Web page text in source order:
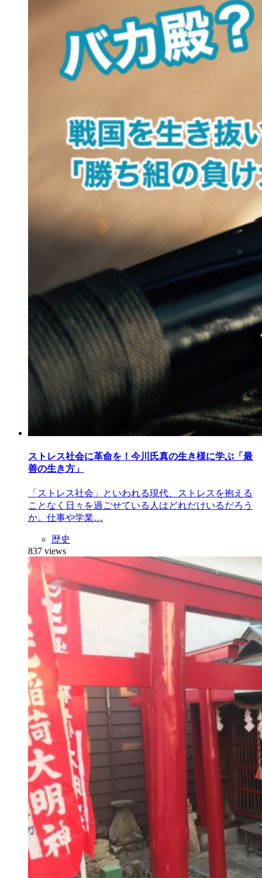
ストレス社会に革命を！今川氏真の生き様に学ぶ「最
善の生き方」
「ストレス社会」といわれる現代、ストレスを抱える
ことなく日々を過ごせている人はどれだけいるだろう
か。仕事や学業…
歴史
837 views